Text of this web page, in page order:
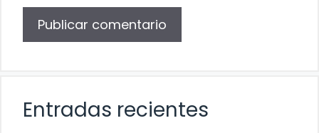
Entradas recientes